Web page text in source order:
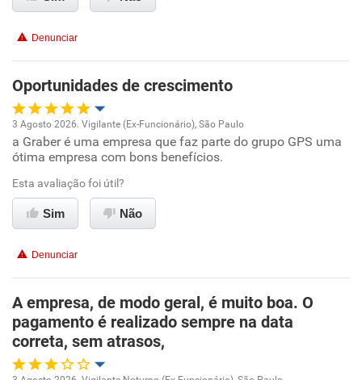
Recomenda esta empresa
Denunciar
Oportunidades de crescimento
Oportunidade de promoção
Ambiente de trabalho
Conciliação com a vida familiar
Recomenda esta empresa
Recomenda a diretoria
3 Agosto 2026. Vigilante (Ex-Funcionário), São Paulo
a Graber é uma empresa que faz parte do grupo GPS uma
ótima empresa com bons benefícios.
Esta avaliação foi útil?
Sim Não
Denunciar
A empresa, de modo geral, é muito boa. O
pagamento é realizado sempre na data
correta, sem atrasos,